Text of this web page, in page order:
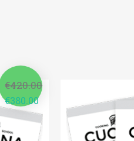
€420.00
€380.00